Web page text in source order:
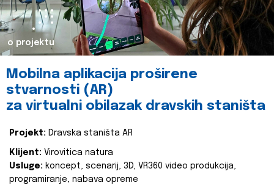
o projektu
Mobilna aplikacija proširene
stvarnosti (AR)
za virtualni obilazak dravskih staništa
Projekt: Dravska staništa AR
Klijent: Virovitica natura
Usluge: koncept, scenarij, 3D, VR360 video produkcija,
programiranje, nabava opreme